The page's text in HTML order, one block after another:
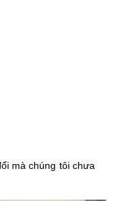
mà chúng tôi chưa